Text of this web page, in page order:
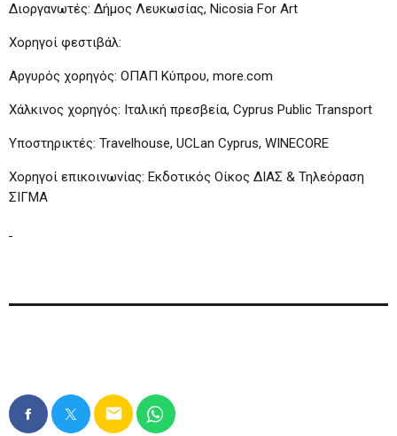
Διοργανωτές: Δήμος Λευκωσίας, Nicosia For Art
Χορηγοί φεστιβάλ:
Αργυρός χορηγός: ΟΠΑΠ Κύπρου, more.com
Χάλκινος χορηγός: Ιταλική πρεσβεία, Cyprus Public Transport
Υποστηρικτές: Travelhouse, UCLan Cyprus, WINECORE
Χορηγοί επικοινωνίας: Εκδοτικός Οίκος ΔΙΑΣ & Τηλεόραση
ΣΙΓΜΑ
email